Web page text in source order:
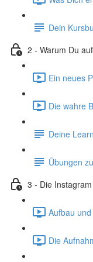
Dein
2 - Warum Du
Ein neues
Die wahre
Deine
Übungen
3 - Die
Aufbau
Die